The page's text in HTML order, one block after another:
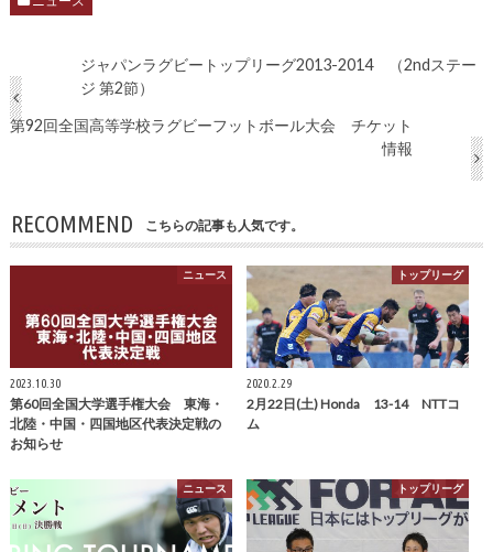
ジャパンラグビートップリーグ2013-2014 （2ndステー
ジ 第2節）
第92回全国高等学校ラグビーフットボール大会 チケット
情報
RECOMMEND こちらの記事も人気です。
ニュース
2023.10.30
第60回全国大学選手権大会 東海・
北陸・中国・四国地区代表決定戦の
お知らせ
トップリーグ
2020.2.29
2月22日(土) Honda 13-14 NTTコ
ム
ニュース トップリーグ